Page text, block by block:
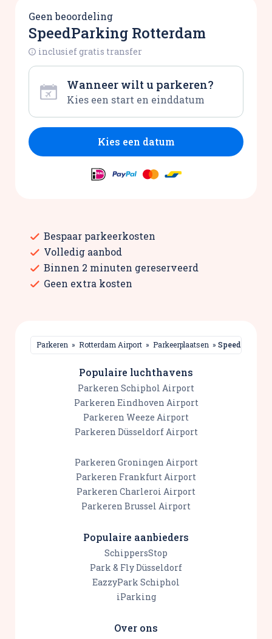
Geen beoordeling
SpeedParking Rotterdam
inclusief gratis transfer
Wanneer wilt u parkeren?
Kies een datum
Bespaar parkeerkosten
Volledig aanbod
Binnen 2 minuten gereserveerd
Geen extra kosten
Parkeren » Rotterdam Airport » Parkeerplaatsen »
Populaire luchthavens
Parkeren Schiphol Airport
Parkeren Eindhoven Airport
Parkeren Weeze Airport
Parkeren Düsseldorf Airport
Parkeren Groningen Airport
Parkeren Frankfurt Airport
Parkeren Charleroi Airport
Parkeren Brussel Airport
Populaire aanbieders
SchippersStop
Park & Fly Düsseldorf
EazzyPark Schiphol
iParking
Over ons